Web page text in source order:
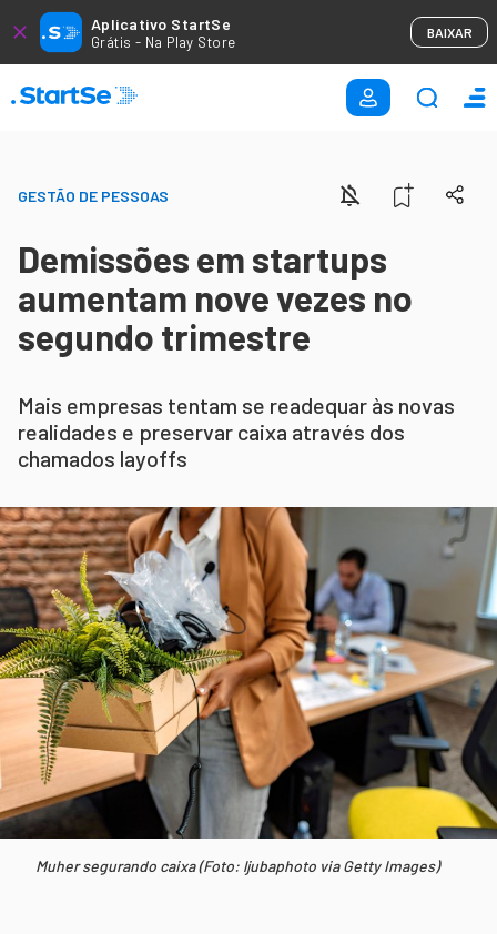
Aplicativo StartSe
Grátis - Na Play Store
BAIXAR
GESTÃO DE PESSOAS
Demissões em startups
aumentam nove vezes no
segundo trimestre
Mais empresas tentam se readequar às novas
realidades e preservar caixa através dos
chamados layoffs
Muher segurando caixa (Foto: ljubaphoto via Getty Images)